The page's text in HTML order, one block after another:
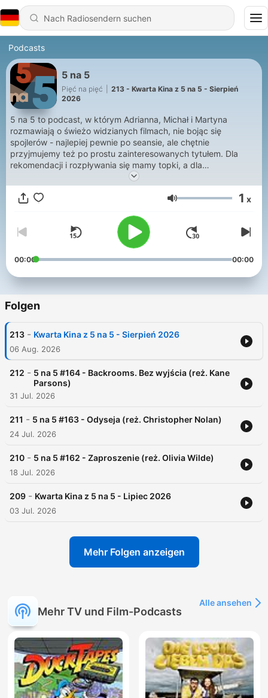
Podcasts
5 na 5
Pięć na pięć
213 - Kwarta Kina z 5 na 5 - Sierpień
2026
5 na 5 to podcast, w którym Adrianna, Michał i Martyna
rozmawiają o świeżo widzianych filmach, nie bojąc się
spojlerów - najlepiej pewnie po seansie, ale chętnie
przyjmujemy też po prostu zainteresowanych tytułem. Dla
rekomendacji i rozpływania się mamy topki, a dla
przytłoczonych ilością premier proponujemy na co (i kiedy)
zaplanować wyjście do kina. Dodatkowo tematy, które po
prostu przyjdą nam do głowy. Zapraszamy do słuchania!
https://www.instagram.com/5na5podcast/
Lautstärke 1 x
00:00 00:00
Folgen
213 - Kwarta Kina z 5 na 5 - Sierpień 2026
06 Aug. 2026
212 - 5 na 5 #164 - Backrooms. Bez wyjścia (reż. Kane
Parsons)
31 Jul. 2026
211 - 5 na 5 #163 - Odyseja (reż. Christopher Nolan)
24 Jul. 2026
210 - 5 na 5 #162 - Zaproszenie (reż. Olivia Wilde)
18 Jul. 2026
209 - Kwarta Kina z 5 na 5 - Lipiec 2026
03 Jul. 2026
Mehr Folgen anzeigen
Mehr TV und Film-Podcasts
Alle ansehen